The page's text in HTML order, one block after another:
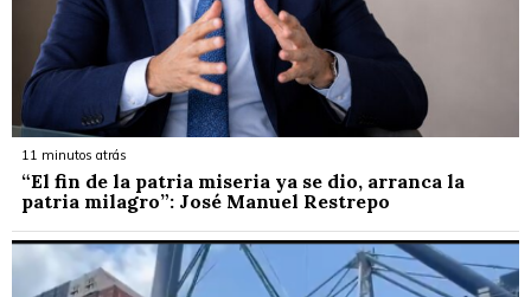
11 minutos atrás
“El fin de la patria miseria ya se dio, arranca la
patria milagro”: José Manuel Restrepo